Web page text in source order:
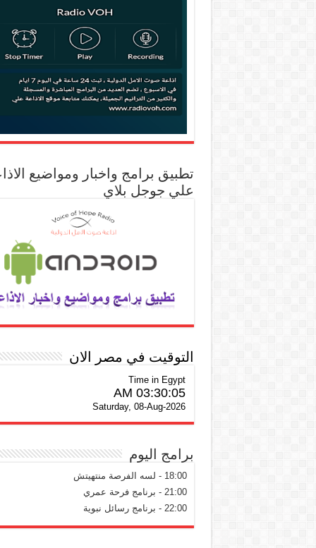
تطبيق برامج واخبار ومواضيع
علي جوجل بلاي
التوقيت في مصر الان
Time in Egypt
03:30:06 AM
Saturday, 08-Aug-2026
برامج اليوم
18:00 - لسه الفرصة منتهيتش
21:00 - برنامج فرحة عمري
22:00 - برنامج رسائل نبوية